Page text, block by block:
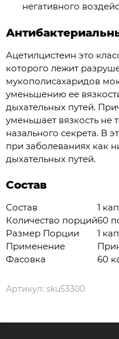
негативного
Ацетилцистеин это
которого лежит
мукополисахаридов
уменьшению ее
дыхательных путей.
уменьшает вязкость не
назального секрета. В
при заболеваниях как
дыхательных путей.
Состав
Состав
1
Количество порций60
Размер Порции
1
Применение
Фасовка
60
Артикул: sku53300